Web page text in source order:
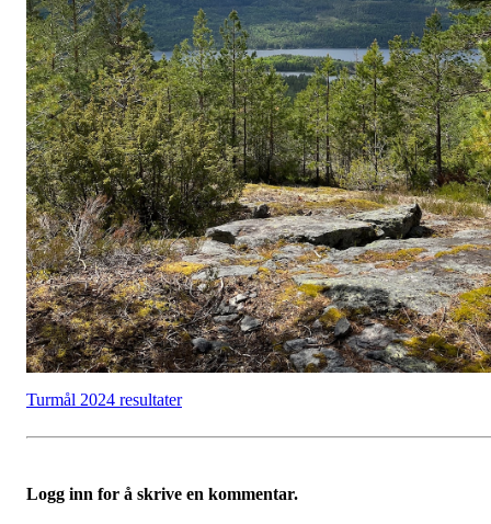
Turmål 2024 resultater
Logg inn for å skrive en kommentar.